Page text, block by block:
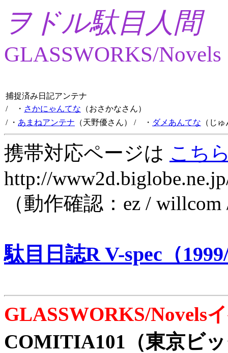
ヲドル駄目人間
GLASSWORKS/Novels
捕捉済み日記アンテナ
/ ・ さかにゃんてな （おさかなさん）
/ ・ あまねアンテナ （天野優さん） / ・ ダメあんてな （じ
携帯対応ページは こち
http://
（動作確認：ez /
駄目日誌R V-spec（
GLASSWORKS/Novels
COMITIA101（東京ビ